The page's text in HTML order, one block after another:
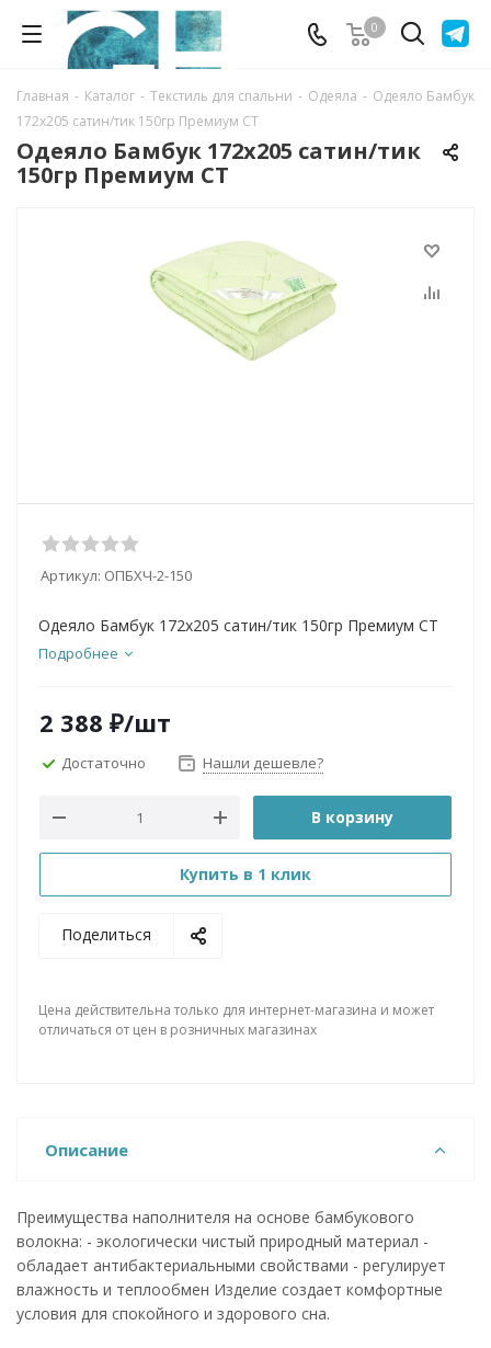
0
Главная - Каталог - Текстиль для спальни - Одеяла - Одеяло Бамбук
172х205 сатин/тик 150гр Премиум СТ
Одеяло Бамбук 172х205 сатин/тик
150гр Премиум СТ
Артикул: ОПБХЧ-2-150
Одеяло Бамбук 172х205 сатин/тик 150гр Премиум СТ
Подробнее
2 388 ₽/шт
Достаточно Нашли дешевле?
В корзину
Купить в 1 клик
Поделиться
Цена действительна только для интернет-магазина и может
отличаться от цен в розничных магазинах
Описание
Преимущества наполнителя на основе бамбукового
волокна: - экологически чистый природный материал -
обладает антибактериальными свойствами - регулирует
влажность и теплообмен Изделие создает комфортные
условия для спокойного и здорового сна.